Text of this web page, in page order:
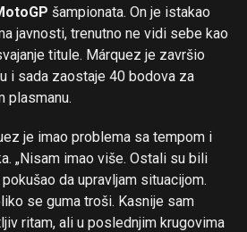
šampionata. On je istakao
javnosti, trenutno ne vidi sebe kao
titule. Márquez je završio
i sada zaostaje 40 bodova za
plasmanu.
je imao problema sa tempom i
„Nisam imao više. Ostali su bili
da upravljam situacijom.
se guma troši. Kasnije sam
ritam, ali u poslednjim krugovima